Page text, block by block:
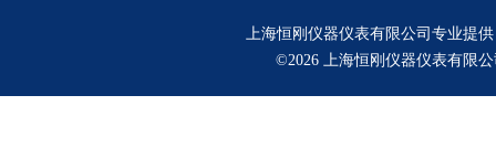
上海恒刚仪器仪表有限公司专业提
©2026 上海恒刚仪器仪表有限